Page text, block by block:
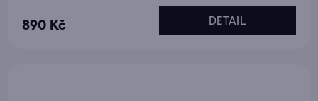
890 Kč DETAIL